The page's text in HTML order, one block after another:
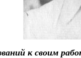
к своим